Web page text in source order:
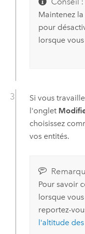
Maintenez la
pour
lorsque
Si vous
l'onglet
choisissez
vos entités.
Pour savoir
lorsque
reportez-
l'altitude